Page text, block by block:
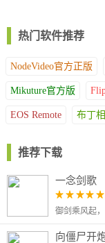
热门软件推荐
NodeVideo官方正版
Mikuture官方版
EOS Remote 布丁
推荐下载
一念剑歌
御剑乘风起
向僵尸开